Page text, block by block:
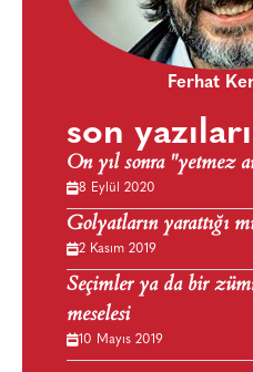
Ferhat
son yazıları
On yıl sonra "yetmez
8 Eylül 2020
Golyatların yarattığı
2 Kasım 2019
Seçimler ya da bir
meselesi
10 Mayıs 2019